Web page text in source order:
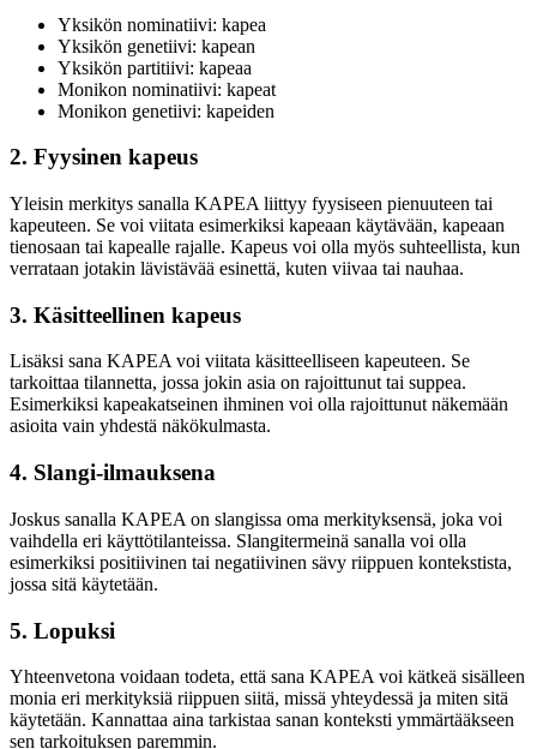
Yksikön nominatiivi: kapea
Yksikön genetiivi: kapean
Yksikön partitiivi: kapeaa
Monikon nominatiivi: kapeat
Monikon genetiivi: kapeiden
2. Fyysinen kapeus
Yleisin merkitys sanalla KAPEA liittyy fyysiseen pienuuteen tai
kapeuteen. Se voi viitata esimerkiksi kapeaan käytävään, kapeaan
tienosaan tai kapealle rajalle. Kapeus voi olla myös suhteellista, kun
verrataan jotakin lävistävää esinettä, kuten viivaa tai nauhaa.
3. Käsitteellinen kapeus
Lisäksi sana KAPEA voi viitata käsitteelliseen kapeuteen. Se
tarkoittaa tilannetta, jossa jokin asia on rajoittunut tai suppea.
Esimerkiksi kapeakatseinen ihminen voi olla rajoittunut näkemään
asioita vain yhdestä näkökulmasta.
4. Slangi-ilmauksena
Joskus sanalla KAPEA on slangissa oma merkityksensä, joka voi
vaihdella eri käyttötilanteissa. Slangitermeinä sanalla voi olla
esimerkiksi positiivinen tai negatiivinen sävy riippuen kontekstista,
jossa sitä käytetään.
5. Lopuksi
Yhteenvetona voidaan todeta, että sana KAPEA voi kätkeä sisälleen
monia eri merkityksiä riippuen siitä, missä yhteydessä ja miten sitä
käytetään. Kannattaa aina tarkistaa sanan konteksti ymmärtääkseen
sen tarkoituksen paremmin.